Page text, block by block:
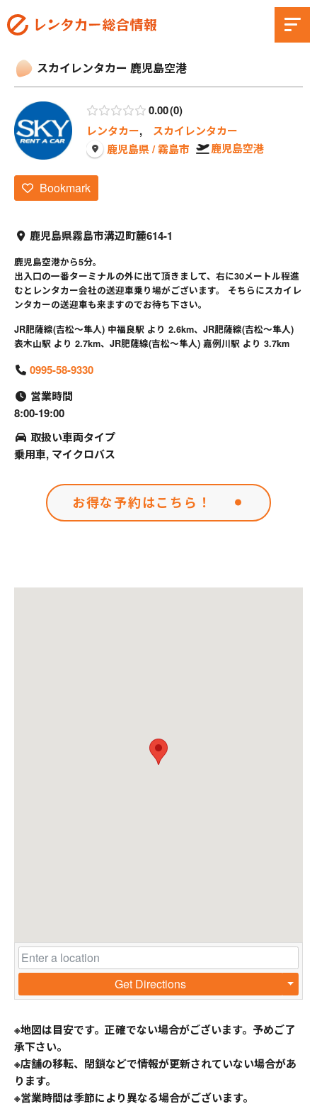
スカイレンタカー 鹿児島空港
0.00 0
レンタカー, スカイレンタカー
鹿児島県 / 霧島市
鹿児島空港
Bookmark
鹿児島県霧島市溝辺町麓614-1
鹿児島空港から5分。
出入口の一番ターミナルの外に出て頂きまして、右に30メートル程進
むとレンタカー会社の送迎車乗り場がございます。 そちらにスカイレ
ンタカーの送迎車も来ますのでお待ち下さい。
JR肥薩線(吉松～隼人) 中福良駅 より 2.6km、JR肥薩線(吉松～隼人)
表木山駅 より 2.7km、JR肥薩線(吉松～隼人) 嘉例川駅 より 3.7km
0995-58-9330
営業時間
8:00-19:00
取扱い車両タイプ
乗用車, マイクロバス
お得な予約はこちら！
Get Directions
※地図は目安です。正確でない場合がございます。予めご了
承下さい。
※店舗の移転、閉鎖などで情報が更新されていない場合があ
ります。
※営業時間は季節により異なる場合がございます。